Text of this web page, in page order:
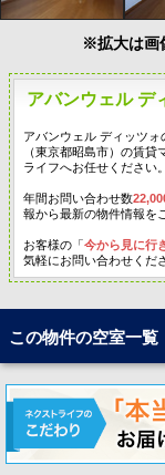
※拡大は画
アバンウェル デ
アバンウェル ディッツ
（東京都昭島市）の賃
ライフへお任せください。
年間お問い合わせ数
報から最新の物件情報を
お客様の「今から見に行
気軽にお問い合わせくだ
この物件の空室一覧